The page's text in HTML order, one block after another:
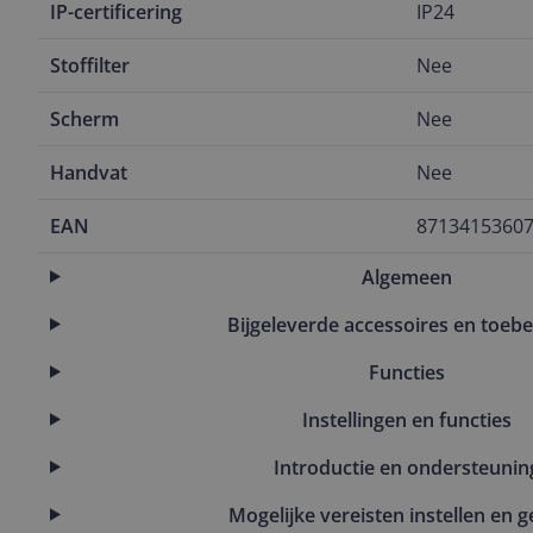
IP-certificering IP24
Stoffilter Nee
Scherm Nee
Handvat Nee
EAN
Algemeen
Bijgeleverde accessoires en
Functies
Instellingen en functies
Introductie en
Mogelijke vereisten instellen en